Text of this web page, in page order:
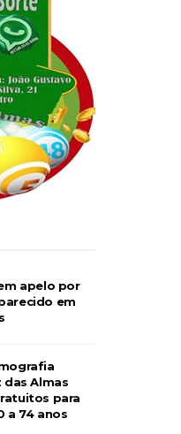
apelo por
em
das Almas
para
a 74 anos